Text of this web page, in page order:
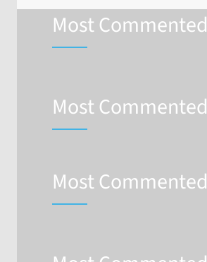
Most Commented
Most Commented
Most Commented